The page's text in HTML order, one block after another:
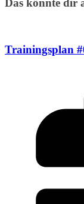
Das könnte dir
Trainingsplan